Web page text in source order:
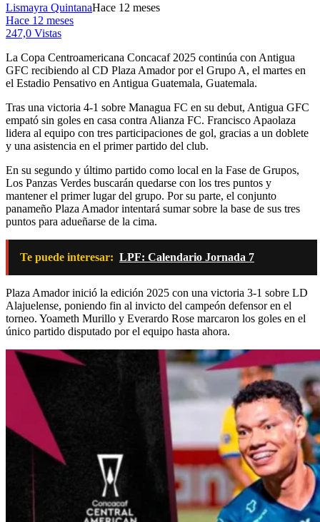
Lismayra QuintanaHace 12 meses
Hace 12 meses
247,0 Vistas
La Copa Centroamericana Concacaf 2025 continúa con Antigua
GFC recibiendo al CD Plaza Amador por el Grupo A, el martes en
el Estadio Pensativo en Antigua Guatemala, Guatemala.
Tras una victoria 4-1 sobre Managua FC en su debut, Antigua GFC
empató sin goles en casa contra Alianza FC. Francisco Apaolaza
lidera al equipo con tres participaciones de gol, gracias a un doblete
y una asistencia en el primer partido del club.
En su segundo y último partido como local en la Fase de Grupos,
Los Panzas Verdes buscarán quedarse con los tres puntos y
mantener el primer lugar del grupo. Por su parte, el conjunto
panameño Plaza Amador intentará sumar sobre la base de sus tres
puntos para adueñarse de la cima.
Te puede interesar: LPF: Calendario Jornada 7
Plaza Amador inició la edición 2025 con una victoria 3-1 sobre LD
Alajuelense, poniendo fin al invicto del campeón defensor en el
torneo. Yoameth Murillo y Everardo Rose marcaron los goles en el
único partido disputado por el equipo hasta ahora.